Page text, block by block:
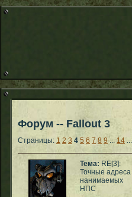
Форум -- Fallout 3
Страницы: 1 2 3 4 5 6 7 8 9...14
Тема: RE[3]:
Точные адреса
нанимаемых
НПС